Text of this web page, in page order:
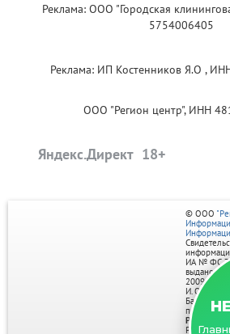
Реклама: ООО "Городская
5754006405
Реклама: ИП Костенников Я.О ,
ООО "Регион центр", ИНН
Яндекс.Директ
© ООО
ИА № ФС
выдано
2009г.
И. О.
Баннеры
правах
Реклама на
Рекламное